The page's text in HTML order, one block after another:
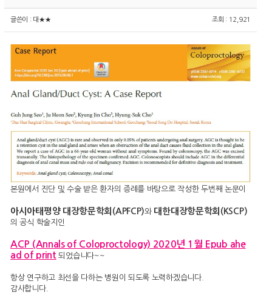
글쓴이 : 대★★ 조회 : 12,921
본원에서 진단 및 수술 받은 환자의 증례를 바탕으로 작성한 두번째 논문이
아시아태평양 대장항문학회 (APFCP)와 대한대장항문학회(KSCP)
의 공식 학술지인
ACP (Annals of Coloproctology) 2020년 1월 Epub ahe
ad of print 되었습니다~~
항상 연구하고 최선을 다하는 병원이 되도록 노력하겠습니다.
감사합니다.